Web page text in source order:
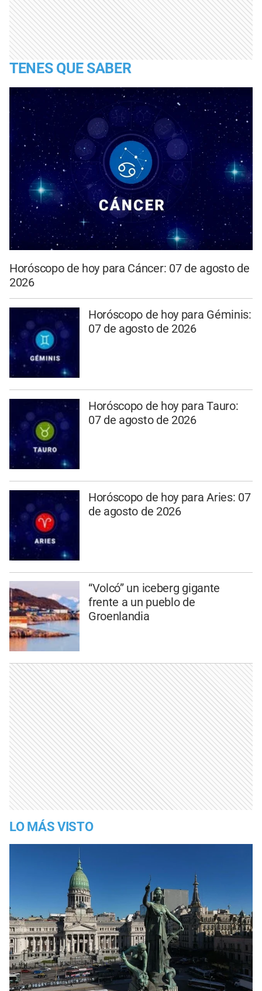
TENES QUE SABER
Horóscopo de hoy para Cáncer: 07 de agosto de
2026
Horóscopo de hoy para Géminis:
07 de agosto de 2026
Horóscopo de hoy para Tauro:
07 de agosto de 2026
Horóscopo de hoy para Aries: 07
de agosto de 2026
“Volcó” un iceberg gigante
frente a un pueblo de
Groenlandia
LO MÁS VISTO